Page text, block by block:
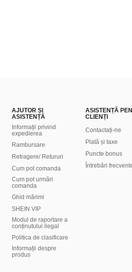
AJUTOR ȘI
ASISTENȚĂ
Informații privind
expedierea
Rambursare
Retragere/ Retururi
Cum pot comanda
Cum pot urmări
comanda
Ghid mărimi
SHEIN VIP
Modul de raportare a
conținutului ilegal
Politica de clasificare
​Informații despre
produs
ASISTENȚĂ
CLIENȚI
Contactați-ne
Plată și taxe
Puncte bonus
Întrebări